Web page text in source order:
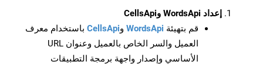
إعداد WordsApi وCellsApi
قم بتهيئة WordsApi وCellsApi باستخدام معرف
العميل والسر الخاص بالعميل وعنوان URL
الأساسي وإصدار واجهة برمجة التطبيقات